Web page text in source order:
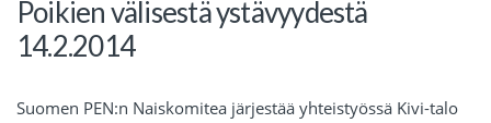
Poikien välisestä ystävyydestä
14.2.2014
Suomen PEN:n Naiskomitea järjestää yhteistyössä Kivi-talo